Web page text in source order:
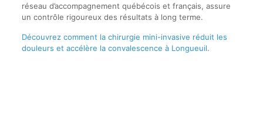
réseau d’accompagnement québécois et français, assure
un contrôle rigoureux des résultats à long terme.
Découvrez comment la chirurgie mini-invasive réduit les
douleurs et accélère la convalescence à Longueuil.